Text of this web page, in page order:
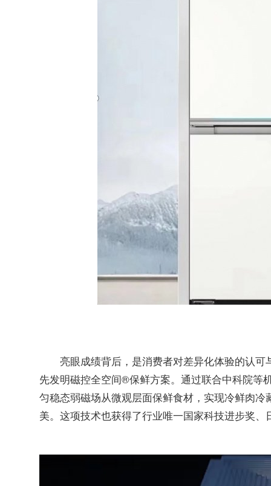
亮眼成绩背后，是消费者对差异化体验的认
先发明磁控全空间®保鲜方案。通过联合中科院
匀稳态弱磁场从微观层面保鲜食材，实现冷鲜肉
美。这项技术也获得了行业唯一国家科技进步奖